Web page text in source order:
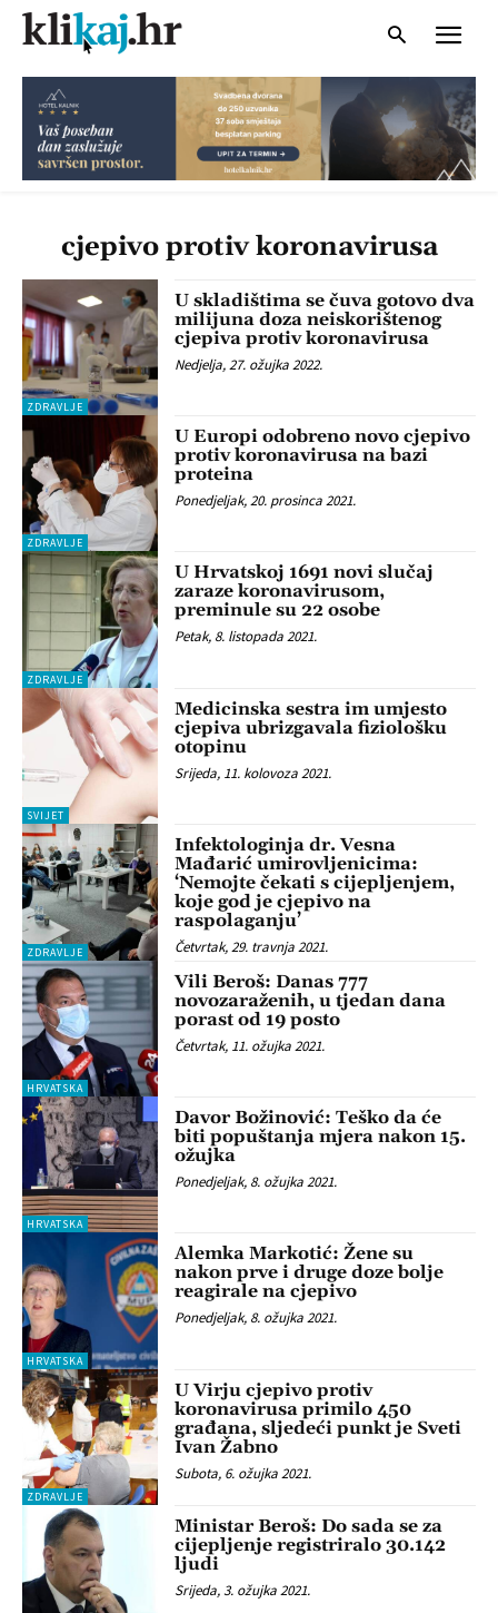
cjepivo protiv koronavirusa
ZDRAVLJE
U skladištima se čuva gotovo dva
milijuna doza neiskorištenog
cjepiva protiv koronavirusa
Nedjelja, 27. ožujka 2022.
ZDRAVLJE
U Europi odobreno novo cjepivo
protiv koronavirusa na bazi
proteina
Ponedjeljak, 20. prosinca 2021.
ZDRAVLJE
U Hrvatskoj 1691 novi slučaj
zaraze koronavirusom,
preminule su 22 osobe
Petak, 8. listopada 2021.
SVIJET
Medicinska sestra im umjesto
cjepiva ubrizgavala fiziološku
otopinu
Srijeda, 11. kolovoza 2021.
ZDRAVLJE
Infektologinja dr. Vesna
Mađarić umirovljenicima:
‘Nemojte čekati s cijepljenjem,
koje god je cjepivo na
raspolaganju’
Četvrtak, 29. travnja 2021.
HRVATSKA
Vili Beroš: Danas 777
novozaraženih, u tjedan dana
porast od 19 posto
Četvrtak, 11. ožujka 2021.
HRVATSKA
Davor Božinović: Teško da će
biti popuštanja mjera nakon 15.
ožujka
Ponedjeljak, 8. ožujka 2021.
HRVATSKA
Alemka Markotić: Žene su
nakon prve i druge doze bolje
reagirale na cjepivo
Ponedjeljak, 8. ožujka 2021.
ZDRAVLJE
U Virju cjepivo protiv
koronavirusa primilo 450
građana, sljedeći punkt je Sveti
Ivan Žabno
Subota, 6. ožujka 2021.
Ministar Beroš: Do sada se za
cijepljenje registriralo 30.142
ljudi
Srijeda, 3. ožujka 2021.